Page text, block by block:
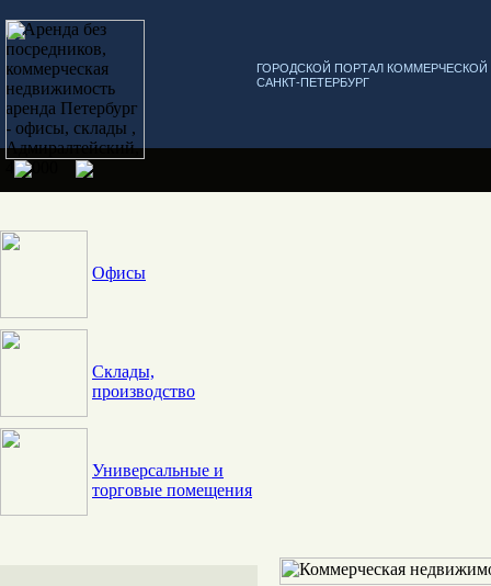
ГОРОДСКОЙ ПОРТАЛ
САНКТ-ПЕТЕРБУРГ
Офисы
Склады,
производство
Универсальные и
торговые помещения